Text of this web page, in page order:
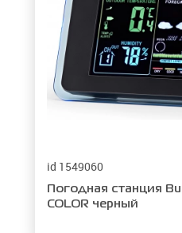
id 1549060
Погодная станция
COLOR черный